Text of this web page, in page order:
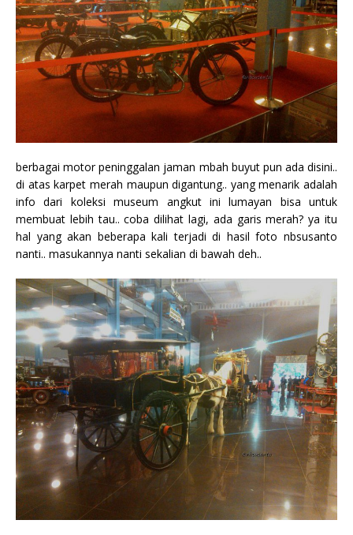
berbagai motor peninggalan jaman mbah buyut pun ada disini..
di atas karpet merah maupun digantung.. yang menarik adalah
info dari koleksi museum angkut ini lumayan bisa untuk
membuat lebih tau.. coba dilihat lagi, ada garis merah? ya itu
hal yang akan beberapa kali terjadi di hasil foto nbsusanto
nanti.. masukannya nanti sekalian di bawah deh..